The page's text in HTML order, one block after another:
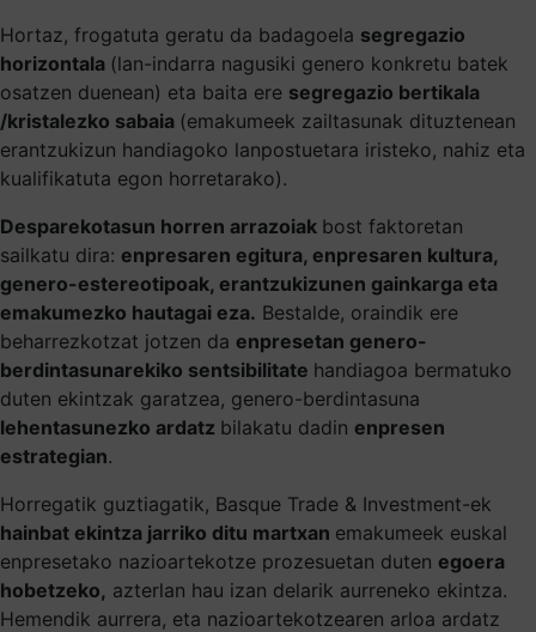
Hortaz, frogatuta geratu da badagoela segregazio
horizontala (lan-indarra nagusiki genero konkretu batek
osatzen duenean) eta baita ere segregazio bertikala
/kristalezko sabaia (emakumeek zailtasunak dituztenean
erantzukizun handiagoko lanpostuetara iristeko, nahiz eta
kualifikatuta egon horretarako).
Desparekotasun horren arrazoiak bost faktoretan
sailkatu dira: enpresaren egitura, enpresaren kultura,
genero-estereotipoak, erantzukizunen gainkarga eta
emakumezko hautagai eza. Bestalde, oraindik ere
beharrezkotzat jotzen da enpresetan genero-
berdintasunarekiko sentsibilitate handiagoa bermatuko
duten ekintzak garatzea, genero-berdintasuna
lehentasunezko ardatz bilakatu dadin enpresen
estrategian.
Horregatik guztiagatik, Basque Trade & Investment-ek
hainbat ekintza jarriko ditu martxan emakumeek euskal
enpresetako nazioartekotze prozesuetan duten egoera
hobetzeko, azterlan hau izan delarik aurreneko ekintza.
Hemendik aurrera, eta nazioartekotzearen arloa ardatz